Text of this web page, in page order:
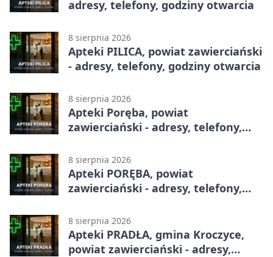
adresy, telefony, godziny otwarcia
8 sierpnia 2026
Apteki PILICA, powiat zawierciański
- adresy, telefony, godziny otwarcia
8 sierpnia 2026
Apteki Poręba, powiat
zawierciański - adresy, telefony,
8 sierpnia 2026
Apteki PORĘBA, powiat
zawierciański - adresy, telefony,
8 sierpnia 2026
Apteki PRADŁA, gmina Kroczyce,
powiat zawierciański - adresy,